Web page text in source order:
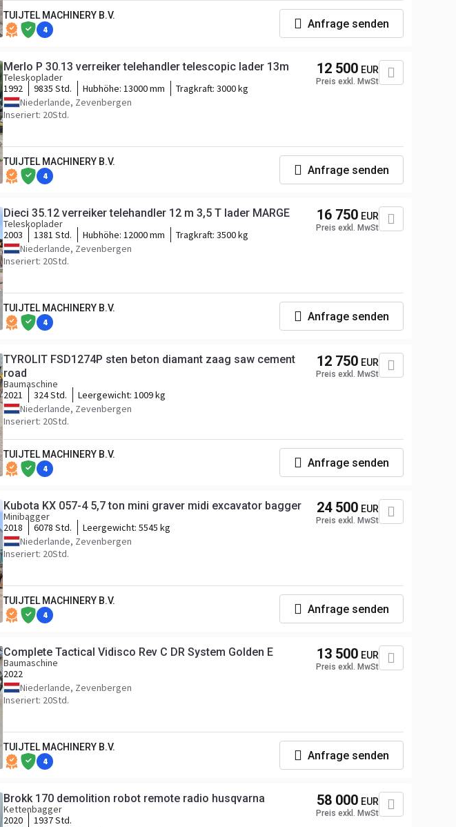
TUIJTEL MACHINERY B.V.
4 Anfrage senden
Merlo P 30.13 verreiker telehandler telescopic lader 13m
Teleskoplader
1992
9835 Std. Hubhöhe: 13000 mm Tragkraft: 3000 kg
Niederlande, Zevenbergen
Inseriert: 20Std.
12 500 EUR
Preis exkl. MwSt
TUIJTEL MACHINERY B.V.
4 Anfrage senden
Dieci 35.12 verreiker telehandler 12 m 3,5 T lader MARGE
Teleskoplader
2003
1381 Std. Hubhöhe: 12000 mm Tragkraft: 3500 kg
Niederlande, Zevenbergen
Inseriert: 20Std.
16 750 EUR
Preis exkl. MwSt
TUIJTEL MACHINERY B.V.
4 Anfrage senden
TYROLIT FSD1274P sten beton diamant zaag saw cement
road
Baumaschine
2021
324 Std. Leergewicht: 1009 kg
Niederlande, Zevenbergen
Inseriert: 20Std.
12 750 EUR
Preis exkl. MwSt
TUIJTEL MACHINERY B.V.
4 Anfrage senden
Kubota KX 057-4 5,7 ton mini graver midi excavator bagger
Minibagger
2018
6078 Std. Leergewicht: 5545 kg
Niederlande, Zevenbergen
Inseriert: 20Std.
24 500 EUR
Preis exkl. MwSt
TUIJTEL MACHINERY B.V.
4 Anfrage senden
Complete Tactical Vidisco Rev C DR System Golden E
Baumaschine
2022
Niederlande, Zevenbergen
Inseriert: 20Std.
13 500 EUR
Preis exkl. MwSt
TUIJTEL MACHINERY B.V.
4 Anfrage senden
Brokk 170 demolition robot remote radio husqvarna
Kettenbagger
2020
1937 Std.
58 000 EUR
Preis exkl. MwSt